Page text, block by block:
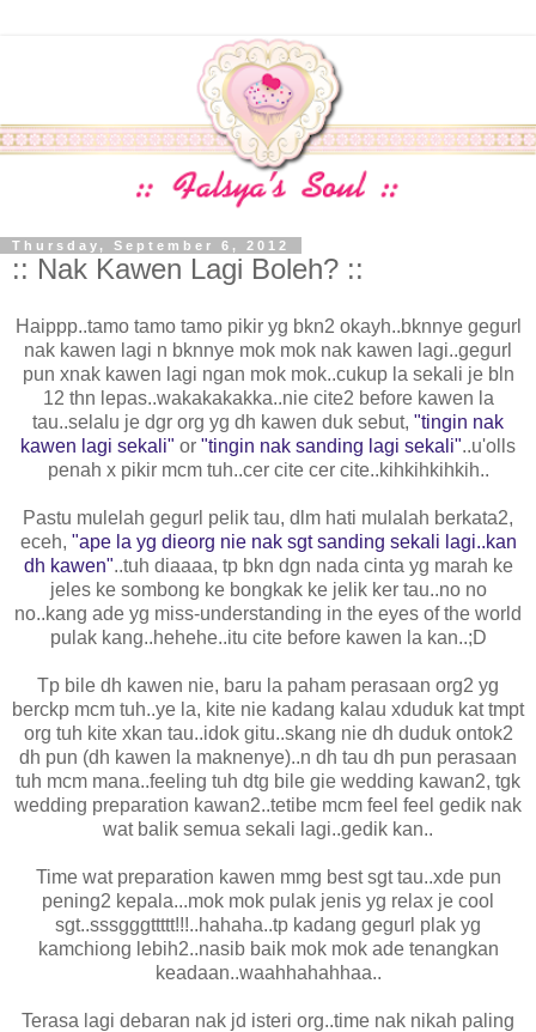
Thursday, September 6, 2012
:: Nak Kawen Lagi Boleh? ::
Haippp..tamo tamo tamo pikir yg bkn2 okayh..bknnye gegurl
nak kawen lagi n bknnye mok mok nak kawen lagi..gegurl
pun xnak kawen lagi ngan mok mok..cukup la sekali je bln
12 thn lepas..wakakakakka..nie cite2 before kawen la
tau..selalu je dgr org yg dh kawen duk sebut, "tingin nak
kawen lagi sekali" or "tingin nak sanding lagi sekali"..u'olls
penah x pikir mcm tuh..cer cite cer cite..kihkihkihkih..
Pastu mulelah gegurl pelik tau, dlm hati mulalah berkata2,
eceh, "ape la yg dieorg nie nak sgt sanding sekali lagi..kan
dh kawen"..tuh diaaaa, tp bkn dgn nada cinta yg marah ke
jeles ke sombong ke bongkak ke jelik ker tau..no no
no..kang ade yg miss-understanding in the eyes of the world
pulak kang..hehehe..itu cite before kawen la kan..;D
Tp bile dh kawen nie, baru la paham perasaan org2 yg
berckp mcm tuh..ye la, kite nie kadang kalau xduduk kat tmpt
org tuh kite xkan tau..idok gitu..skang nie dh duduk ontok2
dh pun (dh kawen la maknenye)..n dh tau dh pun perasaan
tuh mcm mana..feeling tuh dtg bile gie wedding kawan2, tgk
wedding preparation kawan2..tetibe mcm feel feel gedik nak
wat balik semua sekali lagi..gedik kan..
Time wat preparation kawen mmg best sgt tau..xde pun
pening2 kepala...mok mok pulak jenis yg relax je cool
sgt..sssgggttttt!!!..hahaha..tp kadang gegurl plak yg
kamchiong lebih2..nasib baik mok mok ade tenangkan
keadaan..waahhahahhaa..
Terasa lagi debaran nak jd isteri org..time nak nikah paling